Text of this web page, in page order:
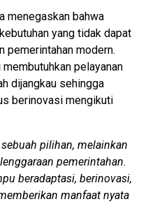
menegaskan bahwa
yang tidak dapat
pemerintahan modern.
pelayanan
dijangkau sehingga
berinovasi mengikuti
pilihan, melainkan
pemerintahan.
beradaptasi, berinovasi,
manfaat nyata